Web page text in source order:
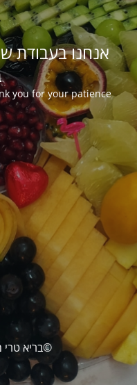
אנחנו בעבודת
you for your patience!
©בריא טרי